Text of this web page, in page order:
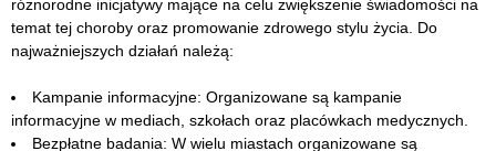
różnorodne inicjatywy mające na celu zwiększenie świadomości na
temat tej choroby oraz promowanie zdrowego stylu życia. Do
najważniejszych działań należą:
Kampanie informacyjne: Organizowane są kampanie
informacyjne w mediach, szkołach oraz placówkach medycznych.
Bezpłatne badania: W wielu miastach organizowane są